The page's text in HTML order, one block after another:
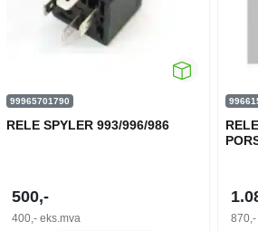
99965701790
RELE SPYLER 993/996/986
500,-
400,- eks.mva 870,-